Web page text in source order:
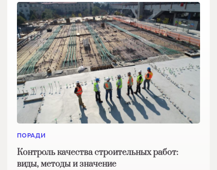
ПОРАДИ
Контроль качества строительных работ:
виды, методы и значение